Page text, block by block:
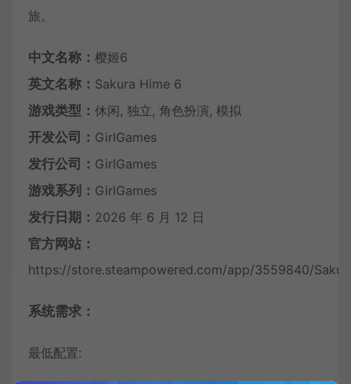
旅。
中文名称： 樱姬6
英文名称： Sakura Hime 6
游戏类型： 休闲, 独立, 角色扮演, 模拟
开发公司： GirlGames
发行公司： GirlGames
游戏系列： GirlGames
发行日期： 2026 年 6 月 12 日
官方网站：
https://store.steampowered.com/app/3559840/
系统需求：
最低配置: